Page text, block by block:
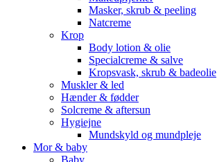
Masker, skrub & peeling
Natcreme
Krop
Body lotion & olie
Specialcreme & salve
Kropsvask, skrub & badeolie
Muskler & led
Hænder & fødder
Solcreme & aftersun
Hygiejne
Mundskyld og mundpleje
Mor & baby